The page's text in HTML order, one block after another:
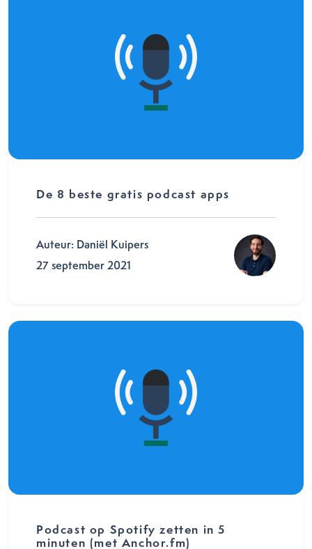
De 8 beste gratis podcast apps
Auteur: Daniël Kuipers
27 september 2021
Podcast op Spotify zetten in 5
minuten (met Anchor.fm)